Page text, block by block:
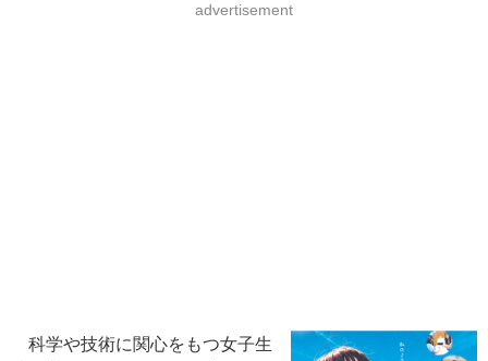
advertisement
科学や技術に関心をもつ女子生